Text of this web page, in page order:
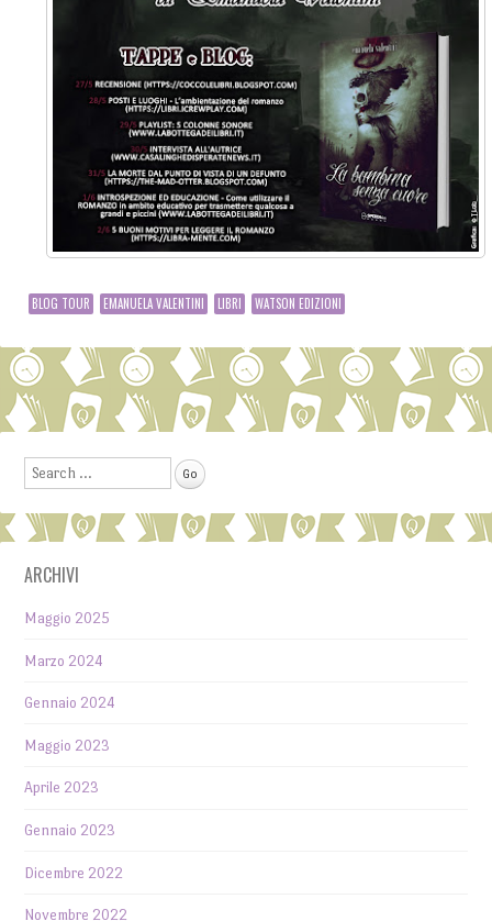
BLOG TOUR EMANUELA VALENTINI LIBRI WATSON EDIZIONI
Post navigation
Search
ARCHIVI
Maggio 2025
Marzo 2024
Gennaio 2024
Maggio 2023
Aprile 2023
Gennaio 2023
Dicembre 2022
Novembre 2022